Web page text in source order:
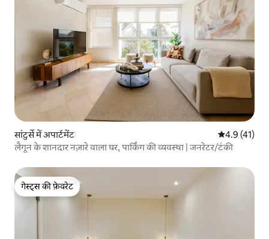
सांटुर्से में अपार्टमेंट औसत रेटिंग 5
4.9 (41)
लैगून के शानदार नज़ारे वाला घर, पार्किंग की व्यवस्था | जनरेटर/टंकी
गेस्ट्स की फ़ेवरेट
गेस्ट्स की फ़ेवरेट